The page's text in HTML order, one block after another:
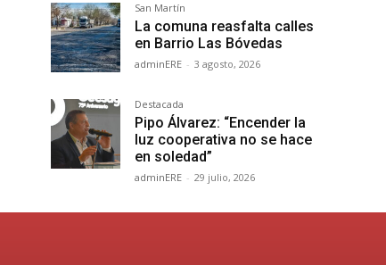
San Martín
La comuna reasfalta calles
en Barrio Las Bóvedas
adminERE - 3 agosto, 2026
Destacada
Pipo Álvarez: “Encender la
luz cooperativa no se hace
en soledad”
adminERE - 29 julio, 2026